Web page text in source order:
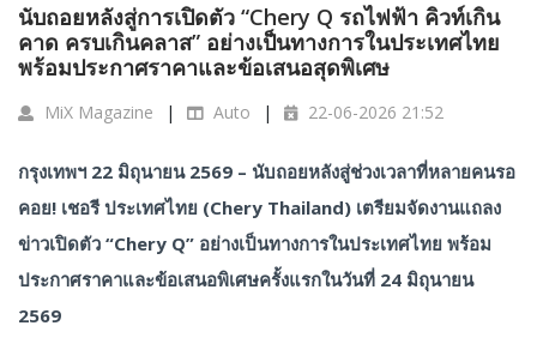
นับถอยหลังสู่การเปิดตัว “Chery Q รถไฟฟ้า คิวท์เกิน
คาด ครบเกินคลาส” อย่างเป็นทางการในประเทศไทย
พร้อมประกาศราคาและข้อเสนอสุดพิเศษ
MiX Magazine Auto 22-06-2026 21:52
กรุงเทพฯ 22 มิถุนายน 2569 – นับถอยหลังสู่ช่วงเวลาที่หลายคนรอ
คอย! เชอรี ประเทศไทย (Chery Thailand) เตรียมจัดงานแถลง
ข่าวเปิดตัว “Chery Q” อย่างเป็นทางการในประเทศไทย พร้อม
ประกาศราคาและข้อเสนอพิเศษครั้งแรกในวันที่ 24 มิถุนายน
2569